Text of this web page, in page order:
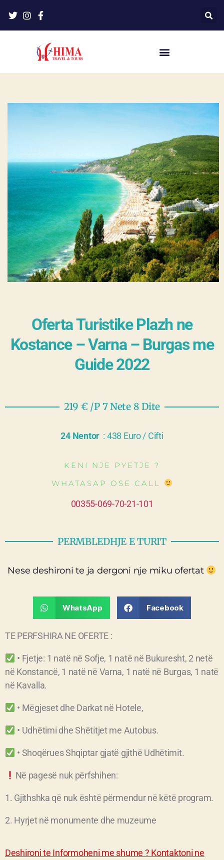
Oferta Turistike Plazh ne
Kostance – Varna – Burgas me
Guide 2022
219 € /P 7 Nete 8 Dite
24 Nentor : 438 Euro / Cifti
KENI NJE PYETJE ?
WHATASAP OSE CALL
00355-069-70-21-101
PERMBLEDHJE E TURIT
Nese deshironi te ja dergoni nje miku ofertat
WhatsApp Facebook
TE PERFSHIRA NE OFERTE :
• Fjetje: 1 natë në Sofje, 1 natë në Bukuresht, 2 netë
në Konstancë, 1 natë në Varna, 1 natë në Burgas, 1 natë
në Kavalla.
• Mëgjeset dhe Darkat në Hotele,
• Udhëtimi dhe Shëtitjet me Autobus.
• Shoqërues Shqiptar gjatë gjithë Udhëtimit.
Në pagesë nuk përfshihen:
1. Gjithshka që nuk është përmendur në këtë program.
2. Hyrjet në monumente dhe muzeume
Deshironi te Informoheni me shume ? Kontaktoni ne